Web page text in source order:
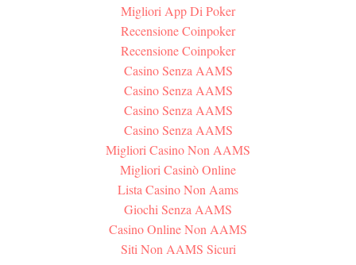
Migliori App Di Poker
Recensione Coinpoker
Recensione Coinpoker
Casino Senza AAMS
Casino Senza AAMS
Casino Senza AAMS
Casino Senza AAMS
Migliori Casino Non AAMS
Migliori Casinò Online
Lista Casino Non Aams
Giochi Senza AAMS
Casino Online Non AAMS
Siti Non AAMS Sicuri